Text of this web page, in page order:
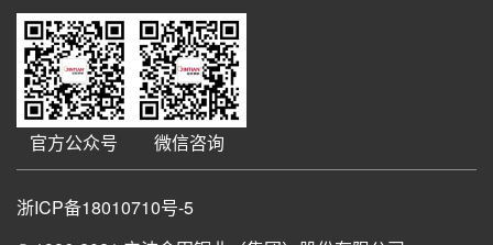
官方公众号 微信咨询
浙ICP备18010710号-5